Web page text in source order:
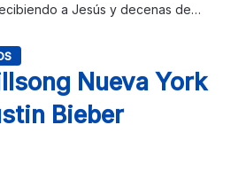
a Jesús y decenas de…
Nueva York
Bieber